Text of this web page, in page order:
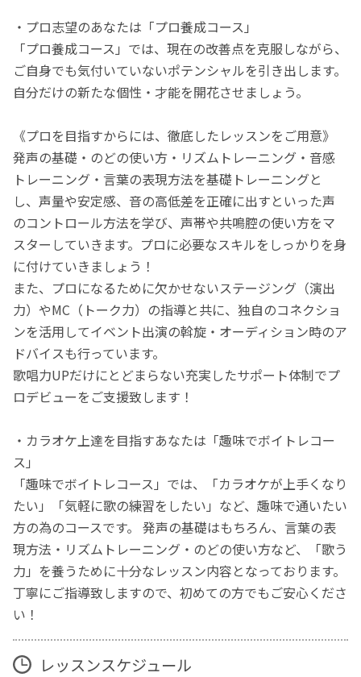
・プロ志望のあなたは「プロ養成コース」
「プロ養成コース」では、現在の改善点を克服しながら、
ご自身でも気付いていないポテンシャルを引き出します。
自分だけの新たな個性・才能を開花させましょう。
《プロを目指すからには、徹底したレッスンをご用意》
発声の基礎・のどの使い方・リズムトレーニング・音感
トレーニング・言葉の表現方法を基礎トレーニングと
し、声量や安定感、音の高低差を正確に出すといった声
のコントロール方法を学び、声帯や共鳴腔の使い方をマ
スターしていきます。プロに必要なスキルをしっかりを身
に付けていきましょう！
また、プロになるために欠かせないステージング（演出
力）やMC（トーク力）の指導と共に、独自のコネクショ
ンを活用してイベント出演の斡旋・オーディション時のア
ドバイスも行っています。
歌唱力UPだけにとどまらない充実したサポート体制でプ
ロデビューをご支援致します！
・カラオケ上達を目指すあなたは「趣味でボイトレコー
ス」
「趣味でボイトレコース」では、「カラオケが上手くなり
たい」「気軽に歌の練習をしたい」など、趣味で通いたい
方の為のコースです。 発声の基礎はもちろん、言葉の表
現方法・リズムトレーニング・のどの使い方など、「歌う
力」を養うために十分なレッスン内容となっております。
丁寧にご指導致しますので、初めての方でもご安心くださ
い！
レッスンスケジュール